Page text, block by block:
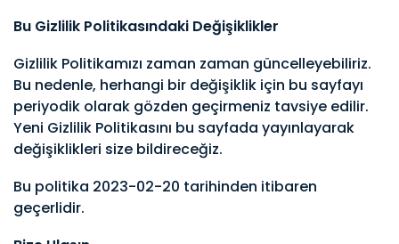
Bu Gizlilik Politikasındaki Değişiklikler
Gizlilik Politikamızı zaman zaman güncelleyebiliriz.
Bu nedenle, herhangi bir değişiklik için bu sayfayı
periyodik olarak gözden geçirmeniz tavsiye edilir.
Yeni Gizlilik Politikasını bu sayfada yayınlayarak
değişiklikleri size bildireceğiz.
Bu politika 2023-02-20 tarihinden itibaren
geçerlidir.